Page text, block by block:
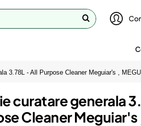
3.78L - All Purpose Cleaner Meguiar's ,
curatare generala
Cleaner Meguiar's